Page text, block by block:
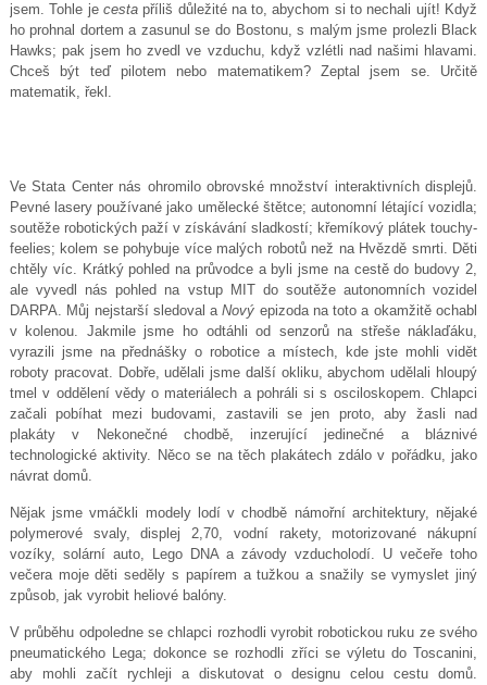
jsem. Tohle je cestapříliš důležité na to, abychom si to nechali ujít! Když
ho prohnal dortem a zasunul se do Bostonu, s malým jsme prolezli Black
Hawks; pak jsem ho zvedl ve vzduchu, když vzlétli nad našimi hlavami.
Chceš být teď pilotem nebo matematikem? Zeptal jsem se. Určitě
matematik, řekl.
Ve Stata Center nás ohromilo obrovské množství interaktivních displejů.
Pevné lasery používané jako umělecké štětce; autonomní létající vozidla;
soutěže robotických paží v získávání sladkostí; křemíkový plátek touchy-
feelies; kolem se pohybuje více malých robotů než na Hvězdě smrti. Děti
chtěly víc. Krátký pohled na průvodce a byli jsme na cestě do budovy 2,
ale vyvedl nás pohled na vstup MIT do soutěže autonomních vozidel
DARPA. Můj nejstarší sledoval aNový epizoda na toto a okamžitě ochabl
v kolenou. Jakmile jsme ho odtáhli od senzorů na střeše náklaďáku,
vyrazili jsme na přednášky o robotice a místech, kde jste mohli vidět
roboty pracovat. Dobře, udělali jsme další okliku, abychom udělali hloupý
tmel v oddělení vědy o materiálech a pohráli si s osciloskopem. Chlapci
začali pobíhat mezi budovami, zastavili se jen proto, aby žasli nad
plakáty v Nekonečné chodbě, inzerující jedinečné a bláznivé
technologické aktivity. Něco se na těch plakátech zdálo v pořádku, jako
návrat domů.
Nějak jsme vmáčkli modely lodí v chodbě námořní architektury, nějaké
polymerové svaly, displej 2,70, vodní rakety, motorizované nákupní
vozíky, solární auto, Lego DNA a závody vzducholodí. U večeře toho
večera moje děti seděly s papírem a tužkou a snažily se vymyslet jiný
způsob, jak vyrobit heliové balóny.
V průběhu odpoledne se chlapci rozhodli vyrobit robotickou ruku ze svého
pneumatického Lega; dokonce se rozhodli zříci se výletu do Toscanini,
aby mohli začít rychleji a diskutovat o designu celou cestu domů.